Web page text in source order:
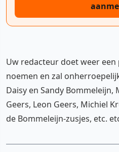
YouTube video
Cookie-instellingen aanpassen
Uw redacteur doet weer
noemen en zal
Daisy en Sandy Bommeleijn,
Geers, Leon Geers, Michiel
de Bommeleijn-zusjes, etc.